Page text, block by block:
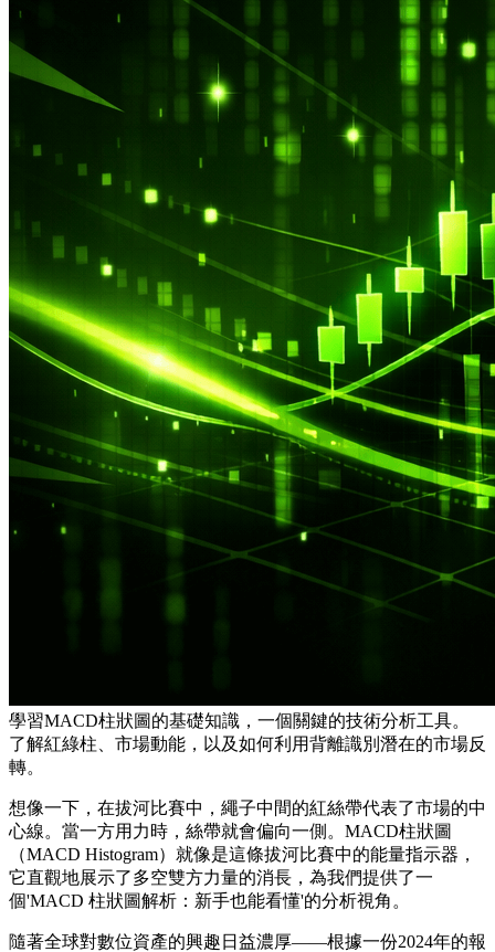
學習MACD柱狀圖的基礎知識，一個關鍵的技術分析工具。
了解紅綠柱、市場動能，以及如何利用背離識別潛在的市場反
轉。
想像一下，在拔河比賽中，繩子中間的紅絲帶代表了市場的中
心線。當一方用力時，絲帶就會偏向一側。MACD柱狀圖
（MACD Histogram）就像是這條拔河比賽中的能量指示器，
它直觀地展示了多空雙方力量的消長，為我們提供了一
個'MACD 柱狀圖解析：新手也能看懂'的分析視角。
隨著全球對數位資產的興趣日益濃厚——根據一份2024年的報